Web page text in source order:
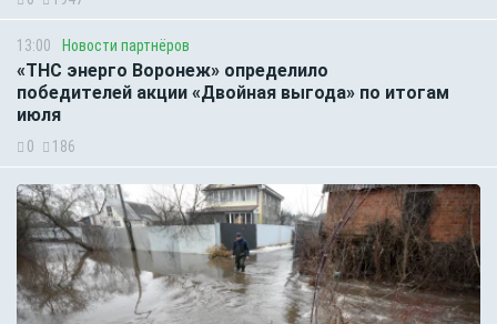
13:00 Новости партнёров
«ТНС энерго Воронеж» определило
победителей акции «Двойная выгода» по итогам
июля
0 186